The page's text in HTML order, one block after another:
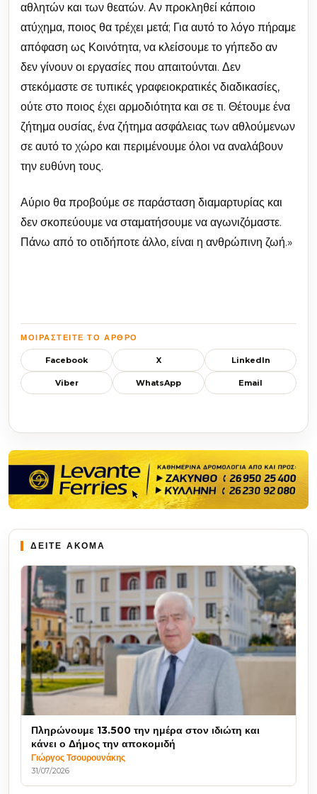
αθλητών και των θεατών. Αν προκληθεί κάποιο
ατύχημα, ποιος θα τρέχει μετά; Για αυτό το λόγο πήραμε
απόφαση ως Κοινότητα, να κλείσουμε το γήπεδο αν
δεν γίνουν οι εργασίες που απαιτούνται. Δεν
στεκόμαστε σε τυπικές γραφειοκρατικές διαδικασίες,
ούτε στο ποιος έχει αρμοδιότητα και σε τι. Θέτουμε ένα
ζήτημα ουσίας, ένα ζήτημα ασφάλειας των αθλούμενων
σε αυτό το χώρο και περιμένουμε όλοι να αναλάβουν
την ευθύνη τους.
Αύριο θα προβούμε σε παράσταση διαμαρτυρίας και
δεν σκοπεύουμε να σταματήσουμε να αγωνιζόμαστε.
Πάνω από το οτιδήποτε άλλο, είναι η ανθρώπινη ζωή.»
ΜΟΙΡΑΣΤΕΊΤΕ ΤΟ ΆΡΘΡΟ
Facebook X LinkedIn
Viber WhatsApp Email
ΔΕΙΤΕ ΑΚΟΜΑ
Πληρώνουμε 13.500 την ημέρα στον ιδιώτη και
κάνει ο Δήμος την αποκομιδή
Γιώργος Τσουρουνάκης
31/07/2026